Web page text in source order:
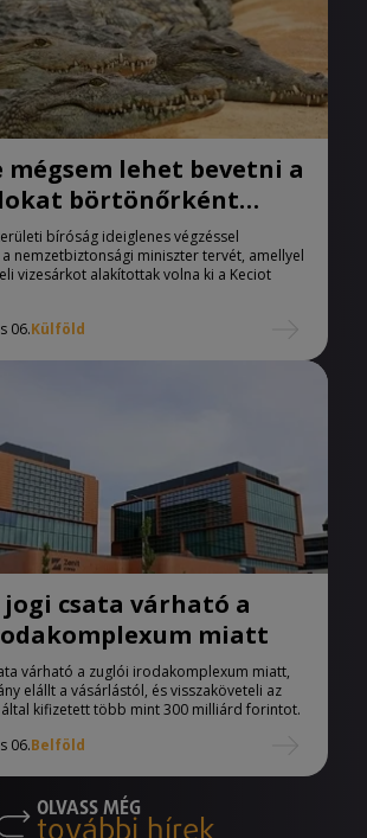
mégsem lehet bevetni a
börtönőrként
bíróság ideiglenes végzéssel
nemzetbiztonsági miniszter tervét, amellyel
vizesárkot alakítottak volna ki a Keciot
06.Külföld
csata várható a
miatt
várható a zuglói irodakomplexum miatt,
elállt a vásárlástól, és visszaköveteli az
kifizetett több mint 300 milliárd forintot.
06.Belföld
OLVASS MÉG